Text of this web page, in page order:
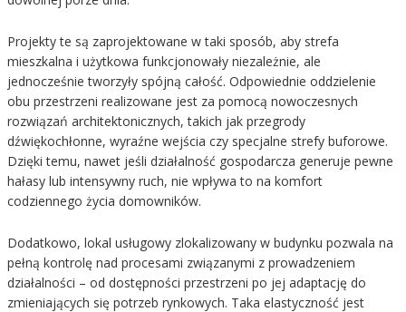
Projekty te są zaprojektowane w taki sposób, aby strefa
mieszkalna i użytkowa funkcjonowały niezależnie, ale
jednocześnie tworzyły spójną całość. Odpowiednie oddzielenie
obu przestrzeni realizowane jest za pomocą nowoczesnych
rozwiązań architektonicznych, takich jak przegrody
dźwiękochłonne, wyraźne wejścia czy specjalne strefy buforowe.
Dzięki temu, nawet jeśli działalność gospodarcza generuje pewne
hałasy lub intensywny ruch, nie wpływa to na komfort
codziennego życia domowników.
Dodatkowo, lokal usługowy zlokalizowany w budynku pozwala na
pełną kontrolę nad procesami związanymi z prowadzeniem
działalności – od dostępności przestrzeni po jej adaptację do
zmieniających się potrzeb rynkowych. Taka elastyczność jest